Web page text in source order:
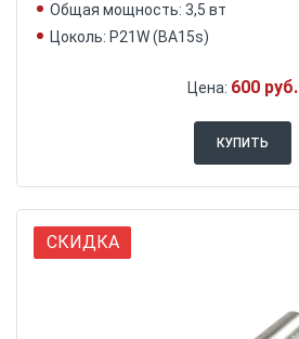
Общая мощность: 3,5 вт
Цоколь: P21W (BA15s)
Цена: 600 руб.
КУПИТЬ
СКИДКА